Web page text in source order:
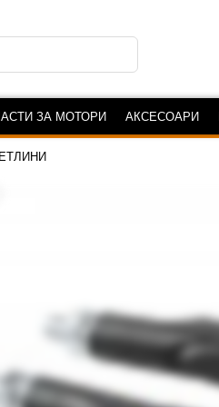
ЗА МОТОРИ АКСЕСОАРИ